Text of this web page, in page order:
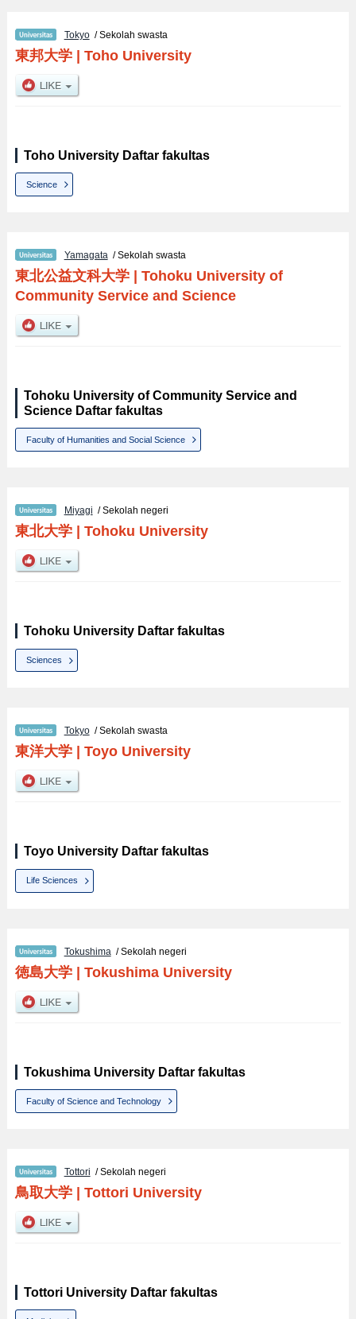
Tokyo/ Sekolah swasta
東邦大学| Toho University
Toho University Daftar fakultas
Science
Yamagata/ Sekolah swasta
東北公益文科大学| Tohoku University of
Community Service and Science
Tohoku University of Community Service and
Science Daftar fakultas
Faculty of Humanities and Social Science
Miyagi / Sekolah negeri
東北大学| Tohoku University
Tohoku University Daftar fakultas
Sciences
Tokyo/ Sekolah swasta
東洋大学| Toyo University
Toyo University Daftar fakultas
Life Sciences
Tokushima / Sekolah negeri
徳島大学| Tokushima University
Tokushima University Daftar fakultas
Faculty of Science and Technology
Tottori / Sekolah negeri
鳥取大学| Tottori University
Tottori University Daftar fakultas